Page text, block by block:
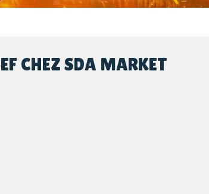
CHEZ SDA MARKET